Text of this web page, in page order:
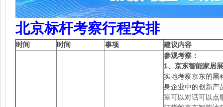
北京标杆考察行程安排
时间 时间 事项 建议内容
参观考察：
1、京东智能家居
实地考察京东的黑
身企业中的创新产
室可以对话可以点